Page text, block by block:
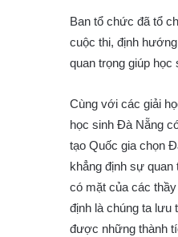
Ban tổ chức đã tổ
cuộc thi, định
quan trọng giúp
Cùng với các giải
học sinh Đà Nẵng
tạo Quốc gia chọn
khẳng định sự
có mặt của các
định là chúng ta lưu
được những thành